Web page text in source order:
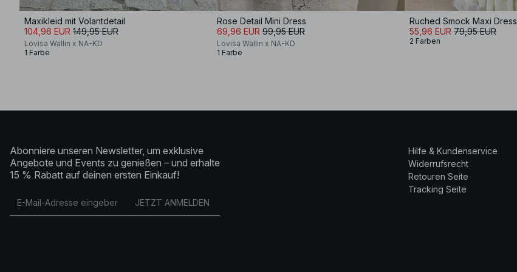
Maxikleid mit Volantdetail
104,96 EUR 149,95 EUR
Lovisa Wallin x NA-KD
1 Farbe
Rose Detail Mini Dress
69,96 EUR 99,95 EUR
Lovisa Wallin x NA-KD
1 Farbe
Ruched Smock Maxi Dress
55,96 EUR 79,95 EUR
2 Farben
Abonniere unseren Newsletter, um exklusive
Angebote und Events zu genießen – und erhalte
15 % Rabatt auf deinen ersten Einkauf!
JETZT ANMELDEN
Hilfe & Kundenservice
Widerrufsrecht
Retouren Seite
Tracking Seite